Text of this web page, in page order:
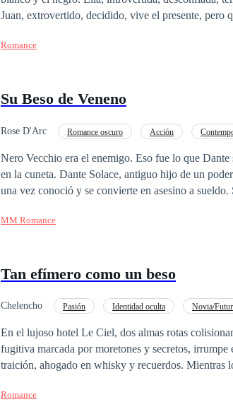
Juan, extrovertido, decidido, vive el presente, pero quiera o
relación que lo cambiará todo. Llegado el momento
Romance
Su Beso de Veneno
Rose D'Arc Romance oscuro Acción
Nero Vecchio era el enemigo. Eso fue lo que Dante supo desde el momento en que vio el cadáver de su padre
en la cuneta. Dante Solace, antiguo hijo de un
una vez conoció y se convierte en asesino a
mismo que matará al capo de la mafia que se ha apoderado de su mente.
atracción es magnética. Dante está fascinado por el
MM Romance
Tan efímero como un beso
Chelencho Pasión Identidad oculta Novia/
En el lujoso hotel Le Ciel, dos almas rotas
fugitiva marcada por moretones y secretos,
traición, ahogado en whisky y recuerdos. Mientras
para no rendirse al abismo. Entre promesas rotas y
Romance